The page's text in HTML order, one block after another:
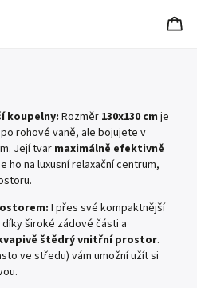
koupelny: Rozměr 130x130 cm je
rohové vaně, ale bojujete v
Její tvar maximálně efektivně
ho na luxusní relaxační centrum,
I přes své kompaktnější
široké zádové části a
štědrý vnitřní prostor.
ve středu) vám umožní užít si